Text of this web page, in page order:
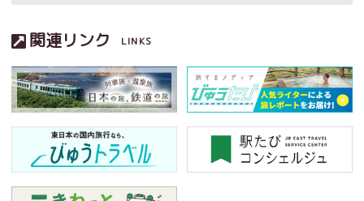
関連リンク LINKS